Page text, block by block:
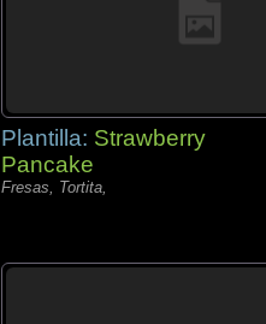
Plantilla: Strawberry
Pancake
Fresas, Tortita,